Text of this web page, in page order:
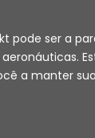
pode ser a
a manter